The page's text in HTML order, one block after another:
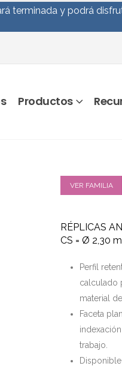
terminada y podrá
Productos
VER FAMILIA
RÉPLICAS
CS = Ø 2,30
Perfil
calculado
material
Faceta
trabajo.
Disponible